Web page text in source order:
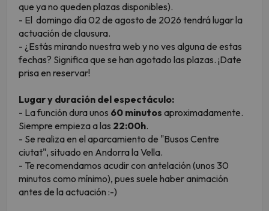
que ya no queden plazas disponibles).
- El domingo día 02 de agosto de 2026 tendrá lugar la
actuación de clausura.
- ¿Estás mirando nuestra web y no ves alguna de estas
fechas? Significa que se han agotado las plazas. ¡Date
prisa en reservar!
Lugar y duración del espectáculo:
- La función dura unos 60 minutos aproximadamente.
Siempre empieza a las 22:00h.
- Se realiza en el aparcamiento de "Busos Centre
ciutat", situado en Andorra la Vella.
- Te recomendamos acudir con antelación (unos 30
minutos como mínimo), pues suele haber animación
antes de la actuación :-)